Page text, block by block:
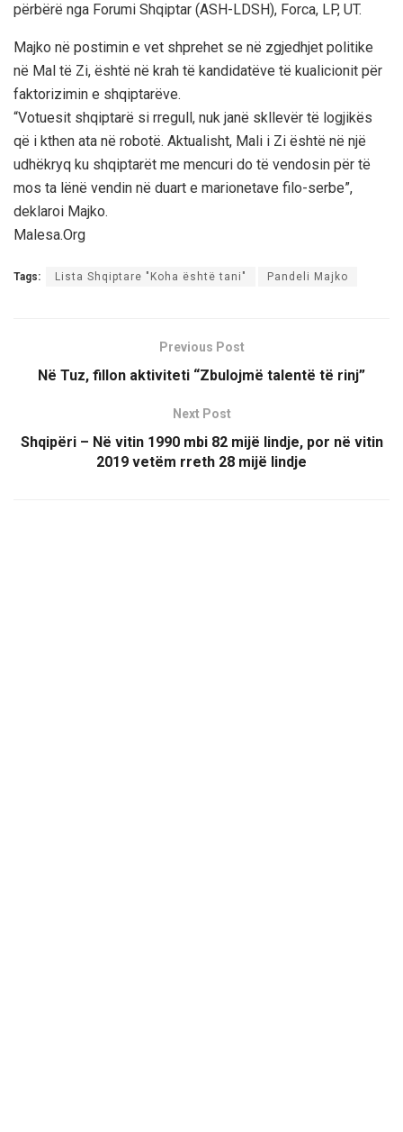
përbërë nga Forumi Shqiptar (ASH-LDSH), Forca, LP, UT.
Majko në postimin e vet shprehet se në zgjedhjet politike
në Mal të Zi, është në krah të kandidatëve të kualicionit për
faktorizimin e shqiptarëve.
“Votuesit shqiptarë si rregull, nuk janë skllevër të logjikës
që i kthen ata në robotë. Aktualisht, Mali i Zi është në një
udhëkryq ku shqiptarët me mencuri do të vendosin për të
mos ta lënë vendin në duart e marionetave filo-serbe”,
deklaroi Majko.
Malesa.Org
Tags: Lista Shqiptare "Koha është tani" Pandeli Majko
Previous Post
Në Tuz, fillon aktiviteti “Zbulojmë talentë të rinj”
Next Post
Shqipëri – Në vitin 1990 mbi 82 mijë lindje, por në vitin
2019 vetëm rreth 28 mijë lindje